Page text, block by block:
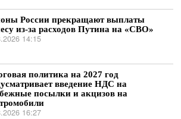
России прекращают выплаты
из-за расходов Путина на «СВО»
14:15
политика на 2027 год
введение НДС на
посылки и акцизов на
16:27